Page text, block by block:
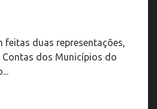
feitas duas representações,
dos Municípios do